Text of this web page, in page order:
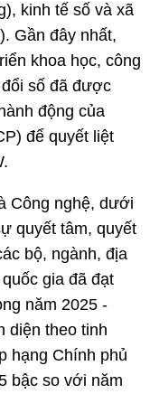
kinh tế số và xã
Gần đây nhất,
khoa học, công
số đã được
động của
để quyết liệt
Công nghệ, dưới
quyết tâm, quyết
bộ, ngành, địa
gia đã đạt
năm 2025 -
diện theo tinh
hạng Chính phủ
bậc so với năm